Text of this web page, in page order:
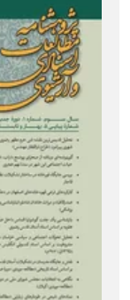
رمزگشایی از